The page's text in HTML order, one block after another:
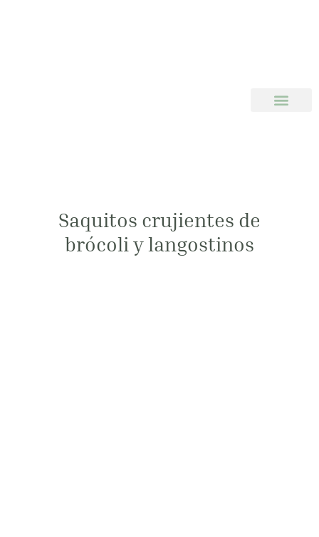
Saquitos crujientes de
brócoli y langostinos